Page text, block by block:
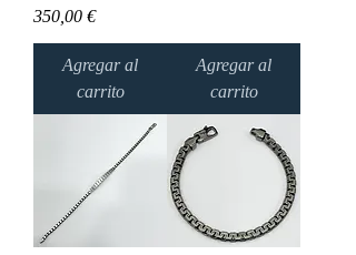
Precio
350,00 €
Agregar al
carrito
Agregar al
carrito